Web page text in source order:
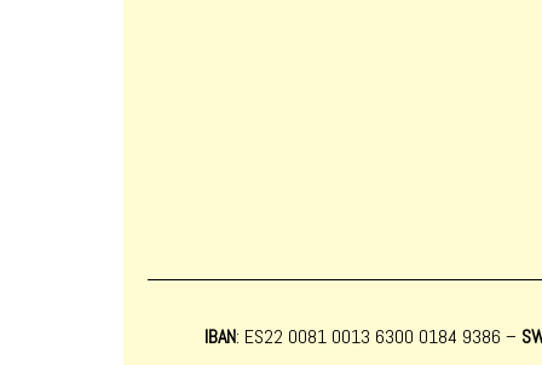
IBAN: ES22 0081 0013 6300 0184 9386 –